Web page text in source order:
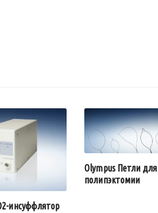
инсуффлятор
Olympus Петли для
полипэктомии